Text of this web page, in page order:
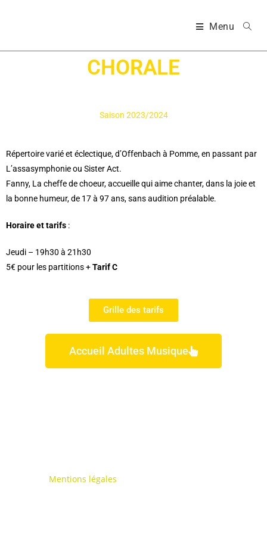
Menu
CHORALE
Saison 2023/2024
Répertoire varié et éclectique, d’Offenbach à Pomme, en passant par
L’assasymphonie ou Sister Act.
Fanny, La cheffe de choeur, accueille qui aime chanter, dans la joie et
la bonne humeur, de 17 à 97 ans, sans audition préalable.
Horaire et tarifs :
Jeudi – 19h30 à 21h30
5€ pour les partitions +Tarif C
Grille des tarifs
Accueil Adultes Musique
Mentions légales